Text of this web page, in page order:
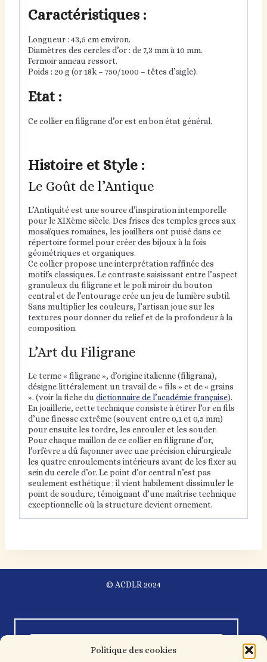
Politique des cookies
Caractéristiques :
Longueur : 43,5 cm environ.
Diamètres des cercles d’or : de 7,3 mm à 10 mm.
Fermoir anneau ressort.
Poids : 20 g (or 18k – 750/1000 – têtes d’aigle).
Etat :
Ce collier en filigrane d’or est en bon état général.
Histoire et Style :
Le Goût de l’Antique
L’Antiquité est une source d’inspiration intemporelle
pour le XIXème siècle. Des frises des temples grecs aux
mosaïques romaines, les joailliers ont puisé dans ce
répertoire formel pour créer des bijoux à la fois
géométriques et organiques.
Ce collier propose une interprétation raffinée des
motifs classiques. Le contraste saisissant entre l’aspect
granuleux du filigrane et le poli miroir du bouton
central et de l’entourage crée un jeu de lumière subtil.
Sans multiplier les couleurs, l’artisan joue sur les
textures pour donner du relief et de la profondeur à la
composition.
L’Art du Filigrane
Le terme « filigrane », d’origine italienne (filigrana),
désigne littéralement un travail de « fils » et de « grains
». (voir la fiche dudictionnaire de l’académie française).
En joaillerie, cette technique consiste à étirer l’or en fils
d’une finesse extrême (souvent entre 0,1 et 0,5 mm)
pour ensuite les tordre, les enrouler et les souder.
Pour chaque maillon de ce collier en filigrane d’or,
l’orfèvre a dû façonner avec une précision chirurgicale
les quatre enroulements intérieurs avant de les fixer au
sein du cercle d’or. Le point d’or central n’est pas
seulement esthétique : il vient habilement dissimuler le
point de soudure, témoignant d’une maîtrise technique
exceptionnelle où la structure devient ornement.
© ACDLR 2024